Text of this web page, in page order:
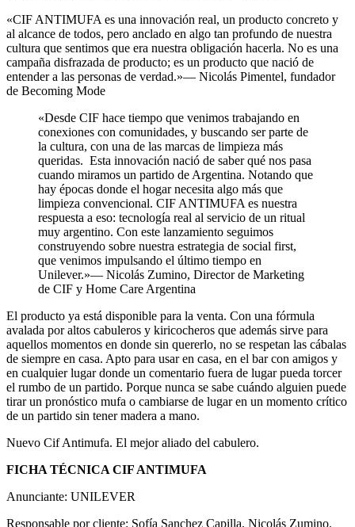
«CIF ANTIMUFA es una innovación real, un producto concreto y
al alcance de todos, pero anclado en algo tan profundo de nuestra
cultura que sentimos que era nuestra obligación hacerla. No es una
campaña disfrazada de producto; es un producto que nació de
entender a las personas de verdad.»— Nicolás Pimentel, fundador
de Becoming Mode
«Desde CIF hace tiempo que venimos trabajando en
conexiones con comunidades, y buscando ser parte de
la cultura, con una de las marcas de limpieza más
queridas. Esta innovación nació de saber qué nos pasa
cuando miramos un partido de Argentina. Notando que
hay épocas donde el hogar necesita algo más que
limpieza convencional. CIF ANTIMUFA es nuestra
respuesta a eso: tecnología real al servicio de un ritual
muy argentino. Con este lanzamiento seguimos
construyendo sobre nuestra estrategia de social first,
que venimos impulsando el último tiempo en
Unilever.»— Nicolás Zumino, Director de Marketing
de CIF y Home Care Argentina
El producto ya está disponible para la venta. Con una fórmula
avalada por altos cabuleros y kiricocheros que además sirve para
aquellos momentos en donde sin quererlo, no se respetan las cábalas
de siempre en casa. Apto para usar en casa, en el bar con amigos y
en cualquier lugar donde un comentario fuera de lugar pueda torcer
el rumbo de un partido. Porque nunca se sabe cuándo alguien puede
tirar un pronóstico mufa o cambiarse de lugar en un momento crítico
de un partido sin tener madera a mano.
Nuevo Cif Antimufa. El mejor aliado del cabulero.
FICHA TÉCNICA CIF ANTIMUFA
Anunciante: UNILEVER
Responsable por cliente: Sofía Sanchez Capilla, Nicolás Zumino.